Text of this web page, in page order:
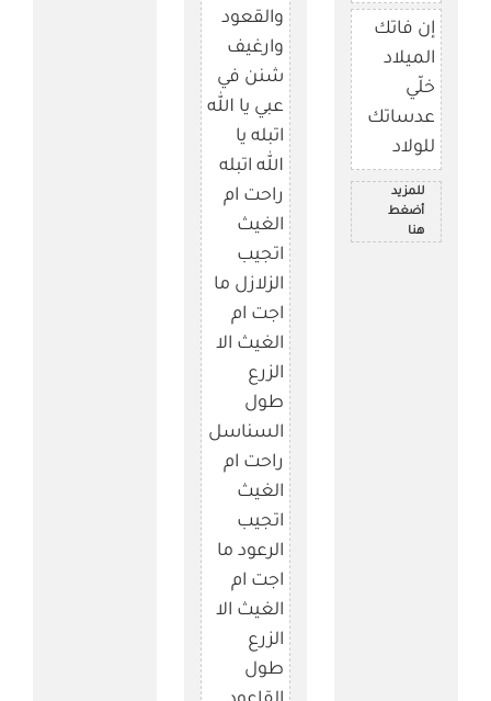
إن فاتك
الميلاد
خلّي
عدساتك
للولاد
للمزيد
أضغط
هنا
والقعود
وارغيف
شنن في
عبي يا الله
اتبله يا
الله اتبله
راحت ام
الغيث
اتجيب
الزلازل ما
اجت ام
الغيث الا
الزرع
طول
السناسل
راحت ام
الغيث
اتجيب
الرعود ما
اجت ام
الغيث الا
الزرع
طول